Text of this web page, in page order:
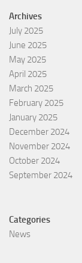
Archives
July 2025
June 2025
May 2025
April 2025
March 2025
February 2025
January 2025
December 2024
November 2024
October 2024
September 2024
Categories
News